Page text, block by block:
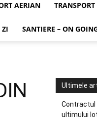
AERIAN TRANSPORT
ZI SANTIERE – ON
Ultimele
Contractul
ultimului